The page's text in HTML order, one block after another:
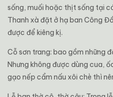
sống, muối hoặc thịt sống tại
Thanh xà đặt ở hạ ban Công
được để kiêng kị.
Cỗ sơn trang: bao gồm những
Nhưng không được dùng cua,
gạo nếp cẩm nấu xôi chè thì